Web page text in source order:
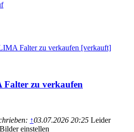
Falter zu verkaufen [verkauft]
zu verkaufen
↑03.07.2026 20:25 Leider
einstellen